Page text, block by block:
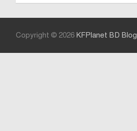
Copyright © 2026 KFPlanet BD Blog